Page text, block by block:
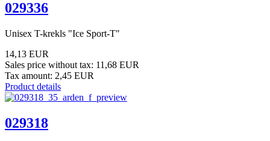
029336
Unisex T-krekls "Ice Sport-T"
14,13 EUR
Sales price without tax: 11,68 EUR
Tax amount: 2,45 EUR
Product details
029318